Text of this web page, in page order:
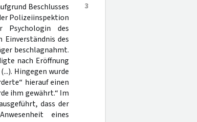
3
Beschlusses
Polizeiinspektion
Psychologin des
Einverständnis des
beschlagnahmt.
nach Eröffnung
Hingegen wurde
hierauf einen
ihm gewährt.“ Im
dass der
eines